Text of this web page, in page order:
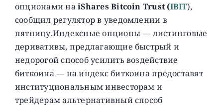
опционами наiShares Bitcoin Trust (IBIT),
сообщил регулятор в уведомлении в
пятницу.Индексные опционы — листинговые
деривативы, предлагающие быстрый и
недорогой способ усилить воздействие
биткоина — на индекс биткоина предоставят
институциональным инвесторам и
трейдерам альтернативный способ